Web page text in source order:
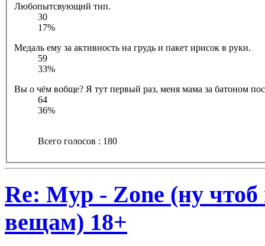
Любопытсвующий тип.
30
17%
Медаль ему за активность на грудь и пакет ирисок в руки.
59
33%
Вы о чём вобще? Я тут первый раз, меня мама за батоном
64
36%
Всего голосов : 180
Re: Myp - Zone (ну
вещам) 18+